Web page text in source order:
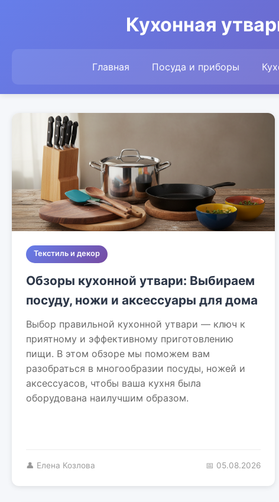
Кухонная
Главная Посуда и приборы
Текстиль и декор
Обзоры кухонной утвари: Выбираем
посуду, ножи и аксессуары для дома
Выбор правильной кухонной утвари — ключ к
приятному и эффективному приготовлению
пищи. В этом обзоре мы поможем вам
разобраться в многообразии посуды, ножей и
аксессуасов, чтобы ваша кухня была
оборудована наилучшим образом.
👤 Елена Козлова 📅 05.08.2026